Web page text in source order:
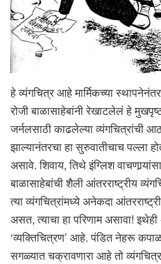
हे व्यंगचित्र आहे मार्मिकच्या
रोजी बाळासाहेबांनी रेखाटलेलं हे
जर्नलसाठी काढलेल्या व्यंगचित्रांची
झाल्यानंतरचा हा सुरुवातीचाच पल्ला
असावे. शिवाय, तिथे इंग्लिश
बाळासाहेबांची शैली आंतरराष्ट्रीय
त्या व्यंगचित्रांमध्ये अनेकदा
असत, त्याचा हा परिणाम असावा!
‘व्यक्तिचित्रण’ आहे. पंडित नेहरू
सगळ्यात चक्रावणारा आहे तो